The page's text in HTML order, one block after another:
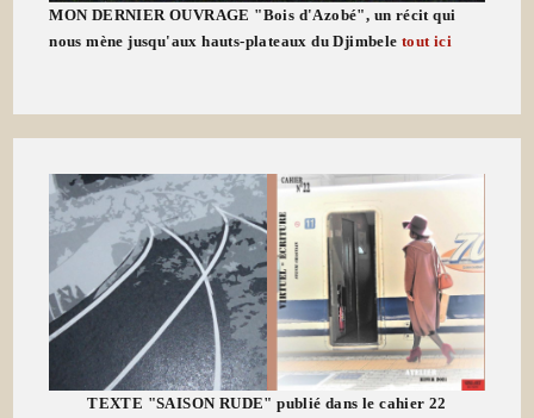
MON DERNIER OUVRAGE "Bois d'Azobé", un récit qui
nous mène jusqu'aux hauts-plateaux du Djimbeletout ici
TEXTE "SAISON RUDE" publié dans le cahier 22